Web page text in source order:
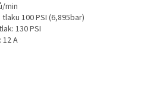
min
100 PSI (6,895bar)
130 PSI
A